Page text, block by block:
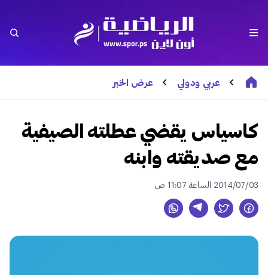
عربي ودولي عرض الخبر
كاسياس يقضي عطلته الصيفية
مع صديقته وابنه
2014/07/03 الساعة 11:07 ص